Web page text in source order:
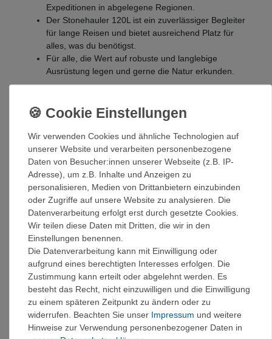
Expeditionen in abgelegene Regionen.
Der Stonehauler 120L ist ein zuverlässiger Begleiter
für lange Reisen und bietet ausreichend Platz für
alles, was du benötigst.
Für alle, die Wert auf robuste und langlebige
Ausrüstung legen und gerne die Natur erkunden.
Maximale Robustheit: Dank der hochwertigen
der Stonehauler 120L extrem langlebig und
widerstandsfähig.
Vielseitige Einsatzmöglichkeiten: Ob als
Klettertasche, Trekkingrucksack oder Reisetasche –
der Stonehauler 120L ist vielseitig einsetzbar.
Nachhaltigkeit: Hergestellt aus 100 % recycelten
Materialien und einem umweltfreundlichen
Färbeverfahren.
Komfort und Funktionalität: Das durchdachte Design
und die zahlreichen Features machen den
Stonehauler 120L zu einem komfortablen und
praktischen Begleiter.
Details:
100 % recyceltes SuperGrid-Material mit Blue Sign-
zertifiziertem Färbeverfahren – 900d x 2400d 100 %
Wir verwenden Cookies und ähnliche Technologien auf
unserer Website und verarbeiten personenbezogene
Daten von Besucher:innen unserer Webseite (z.B. IP-
Adresse), um z.B. Inhalte und Anzeigen zu
personalisieren, Medien von Drittanbietern einzubinden
oder Zugriffe auf unsere Website zu analysieren. Die
Datenverarbeitung erfolgt erst durch gesetzte Cookies.
Wir teilen diese Daten mit Dritten, die wir in den
Einstellungen benennen.
Die Datenverarbeitung kann mit Einwilligung oder
aufgrund eines berechtigten Interesses erfolgen. Die
Zustimmung kann erteilt oder abgelehnt werden. Es
besteht das Recht, nicht einzuwilligen und die Einwilligung
zu einem späteren Zeitpunkt zu ändern oder zu
widerrufen. Beachten Sie unser Impressum und weitere
Hinweise zur Verwendung personenbezogener Daten in